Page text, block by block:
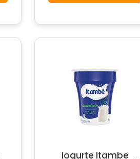
Iogurte Itambe